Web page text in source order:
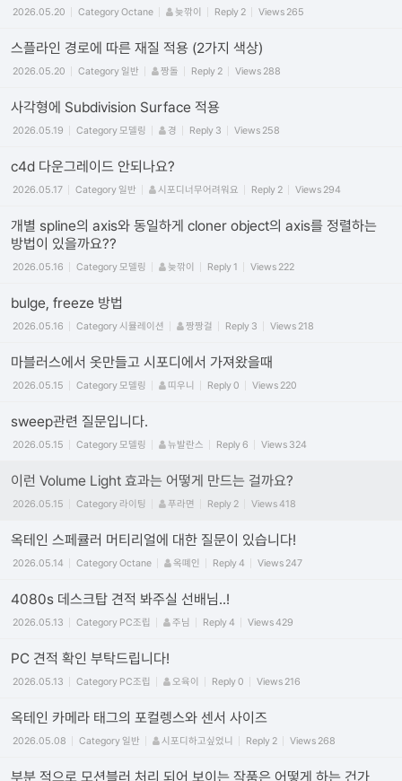
2026.05.20 CategoryOctane 늦깎이 Reply 2 Views 265
스플라인 경로에 따른 재질 적용 (2가지 색상)
2026.05.20 Category일반 짱돌 Reply 2 Views 288
사각형에 Subdivision Surface 적용
2026.05.19 Category모델링 경 Reply 3 Views 258
c4d 다운그레이드 안되나요?
2026.05.17 Category일반 시포디너무어려워요 Reply 2 Views 294
개별 spline의 axis와 동일하게 cloner object의 axis를 정렬하는
방법이 있을까요??
2026.05.16 Category모델링 늦깎이 Reply1 Views 222
bulge, freeze 방법
2026.05.16 Category시뮬레이션 짱짱걸 Reply 3 Views 218
마블러스에서 옷만들고 시포디에서 가져왔을때
2026.05.15 Category모델링 띠우니 Reply0 Views 220
sweep관련 질문입니다.
2026.05.15 Category모델링 뉴발란스 Reply6 Views 324
이런 Volume Light 효과는 어떻게 만드는 걸까요?
2026.05.15 Category 라이팅 푸라면 Reply 2 Views418
옥테인 스페큘러 머티리얼에 대한 질문이 있습니다!
2026.05.14 CategoryOctane 옥뗴인 Reply4 Views 247
4080s 데스크탑 견적 봐주실 선배님..!
2026.05.13 Category PC조립 주님 Reply4 Views429
PC 견적 확인 부탁드립니다!
2026.05.13 Category PC조립 오육이 Reply0 Views 216
옥테인 카메라 태그의 포컬렝스와 센서 사이즈
2026.05.08 Category일반 시포디하고싶었니 Reply 2 Views 268
부분 적으로 모션블러 처리 되어 보이는 작품은 어떻게 하는 건가